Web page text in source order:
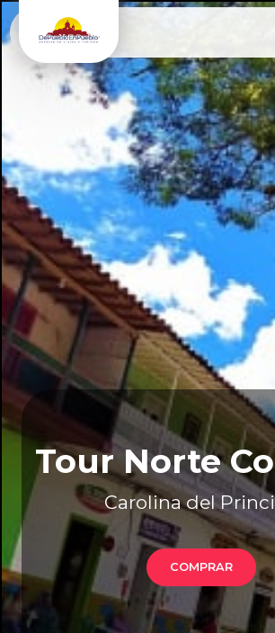
Tour Norte
Carolina del
COMPRAR